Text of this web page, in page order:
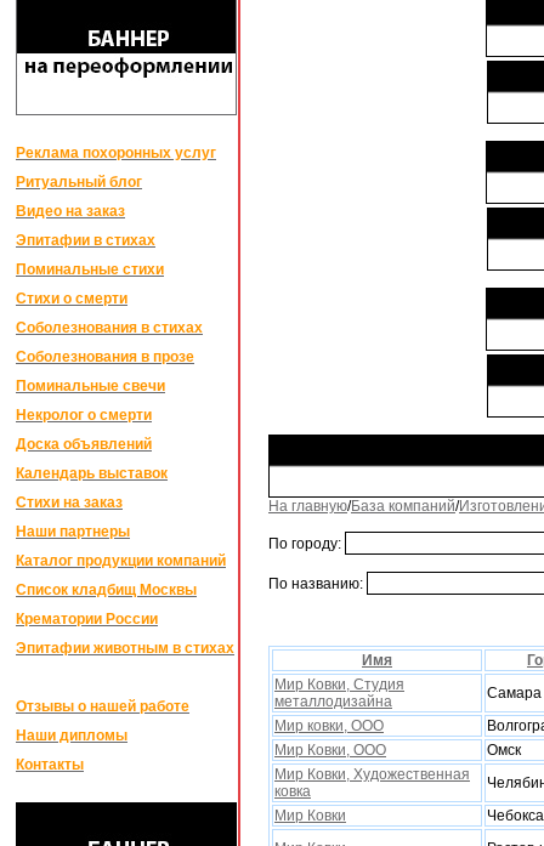
Реклама похоронных услуг
Ритуальный блог
Видео на заказ
Эпитафии в стихах
Поминальные стихи
Стихи о смерти
Соболезнования в стихах
Соболезнования в прозе
Поминальные свечи
Некролог о смерти
Доска объявлений
Календарь выставок
Стихи на заказ
Наши партнеры
Каталог продукции компаний
Список кладбищ Москвы
Крематории России
Эпитафии животным в стихах
Отзывы о нашей работе
Наши дипломы
Контакты
На главную/База компаний/
По городу:
По названию:
Имя
Мир Ковки, Студия
металлодизайна
Самара
Мир ковки, ООО
Мир Ковки, ООО
Омск
Мир Ковки, Xудожественная
ковка
Мир Ковки